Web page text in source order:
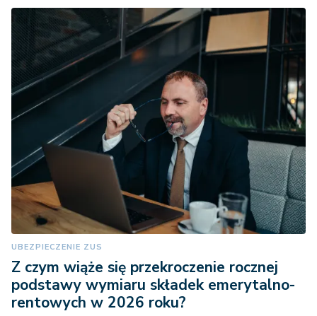
UBEZPIECZENIE ZUS
Z czym wiąże się przekroczenie rocznej
podstawy wymiaru składek emerytalno-
rentowych w 2026 roku?